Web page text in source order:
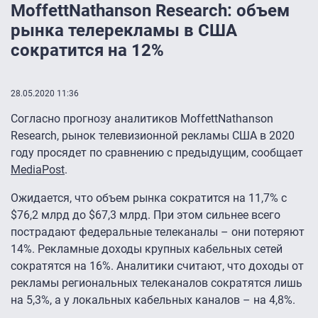
MoffettNathanson Research: объем
рынка телерекламы в США
сократится на 12%
28.05.2020 11:36
Согласно прогнозу аналитиков MoffettNathanson
Research, рынок телевизионной рекламы США в 2020
году просядет по сравнению с предыдущим, сообщает
MediaPost.
Ожидается, что объем рынка сократится на 11,7% с
$76,2 млрд до $67,3 млрд. При этом сильнее всего
пострадают федеральные телеканалы – они потеряют
14%. Рекламные доходы крупных кабельных сетей
сократятся на 16%. Аналитики считают, что доходы от
рекламы региональных телеканалов сократятся лишь
на 5,3%, а у локальных кабельных каналов – на 4,8%.